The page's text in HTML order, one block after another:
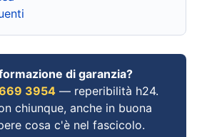
di garanzia?
3954 — reperibilità h24.
chiunque, anche in buona
cosa c'è nel fascicolo.